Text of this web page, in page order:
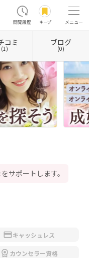
閲覧履歴 キープ メニュー
ンH&B
コミ
(1)
ブログ
(0)
サポートします。
キャッシュレス
カウンセラー資格